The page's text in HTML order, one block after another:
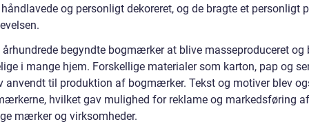
og personligt dekoreret, og de bragte et personligt
århundrede begyndte bogmærker at blive masseproduceret og
i mange hjem. Forskellige materialer som karton, pap og
anvendt til produktion af bogmærker. Tekst og motiver blev
hvilket gav mulighed for reklame og markedsføring af
mærker og virksomheder.